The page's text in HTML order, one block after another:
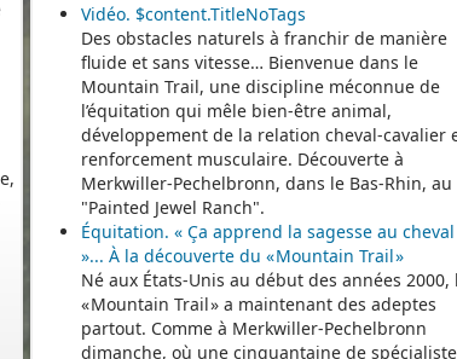
Vidéo. $content.TitleNoTags
Des obstacles naturels à franchir de manière
fluide et sans vitesse… Bienvenue dans le
Mountain Trail, une discipline méconnue de
l’équitation qui mêle bien-être animal,
développement de la relation cheval-cavalier
renforcement musculaire. Découverte à
Merkwiller-Pechelbronn, dans le Bas-Rhin, au
"Painted Jewel Ranch".
Équitation. « Ça apprend la sagesse au cheval
»... À la découverte du « Mountain Trail »
Né aux États-Unis au début des années 2000,
« Mountain Trail » a maintenant des adeptes
partout. Comme à Merkwiller-Pechelbronn
dimanche, où une cinquantaine de